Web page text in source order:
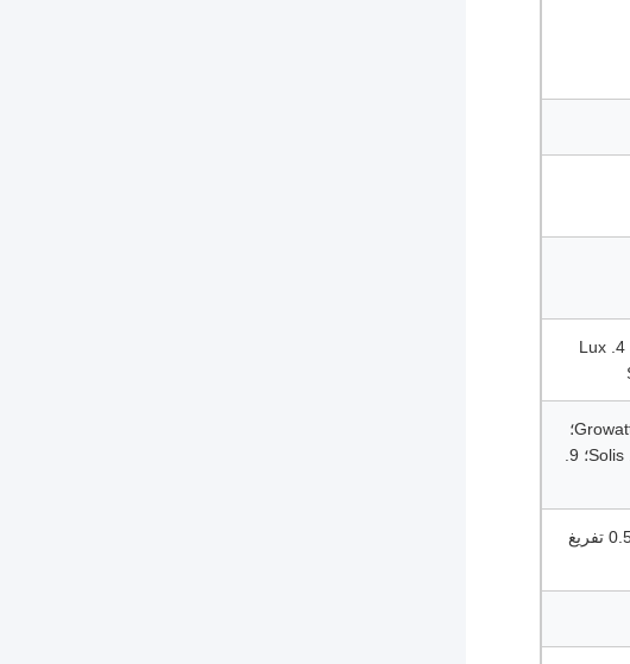
1. Pylontech؛ 2. Growatt؛ 3. Voltronics؛ 4. Lux
1. Pylontech؛ 2. Victron؛ 3. Goodwe؛ 4. Growatt؛
SOC ≥ 80% السعة الأولية @ درجة حرارة الغرفة ≥ 2500 دورة شحن 0.5C تفريغ